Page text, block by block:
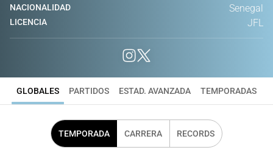
NACIONALIDAD Senegal
LICENCIA JFL
GLOBALES PARTIDOS ESTAD. AVANZADA TEMPORADAS
TEMPORADA CARRERA RECORDS